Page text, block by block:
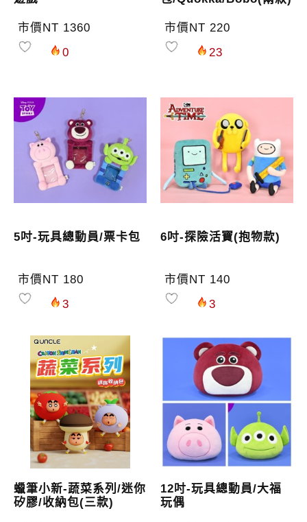
市價NT 1360
0
市價NT 220
23
5吋-玩具總動員/票卡包
市價NT 180
3
6吋-探險活寶(抱物款)
市價NT 140
3
蠟筆小新-蔬菜系列/迷你
矽膠/收納包(三款)
12吋-玩具總動員/大福
玩偶